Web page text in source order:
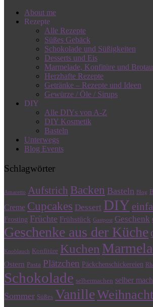
About me
Rezepte
Alle Rezepte
Süßes Gebäck
Schokolade und Süßigkeiten
Desserts und Eis
Marmelade, Konfitüre und
Herzhafte Rezepte
Getränke – Rezepte und Ideen
Gewürze / Öle / Sirups
DIY
Alle DIYs von A-Z
DIY Kosmetik
Basteln
Unterwegs
Blog Events
Schlagwörter
Amaretto Aufstrich Backen Basteln Blog
Creme Cupcakes Dessert DIY
Frosting Früchte Frühstück Gastpost Geschenk
Geschenke aus der Küche
Knoblauch Konfitüre Kuchen
Ostern Pasta Plätzchen Päckchenschickereien
Schokolade selbermachen selber
Sommer Süßes Vanille